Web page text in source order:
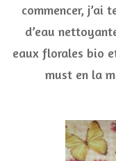
commencer, j’ai
d’eau
eaux florales bio
must en la